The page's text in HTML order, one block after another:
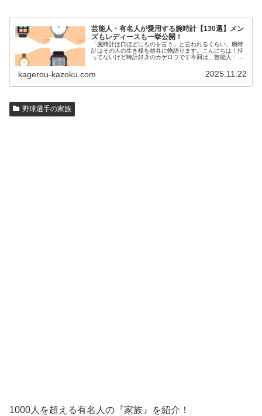
芸能人・有名人が愛用する腕時計【130選】メン
ズもレディースも一挙公開！
「腕時計は口ほどにものを言う」と言われるくらい、腕時
計はその人の生き様を雄弁に物語ります。こんにちは！持
ってないけど時計好きのカゲロウです今回は、芸能人・有
kagerou-kazoku.com 2025.11.22
野球選手の家族
1000人を超える有名人の『家族』を紹介！